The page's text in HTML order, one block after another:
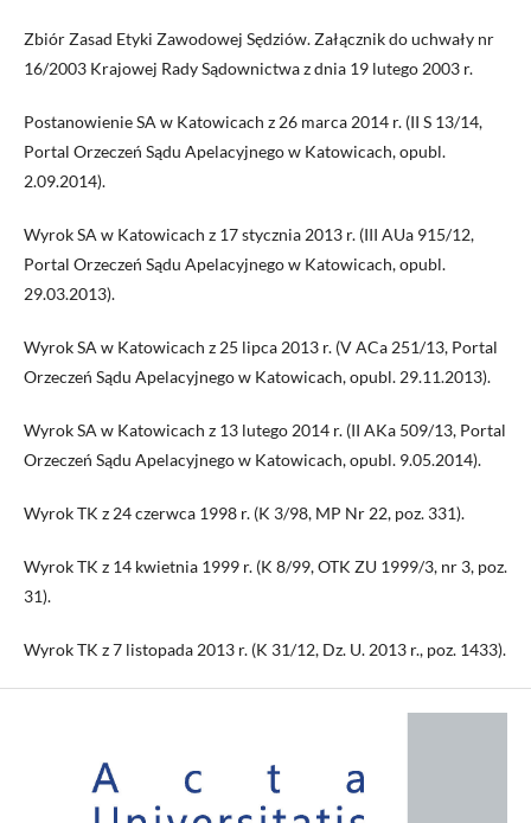
Zbiór Zasad Etyki Zawodowej Sędziów. Załącznik do uchwały nr
16/2003 Krajowej Rady Sądownictwa z dnia 19 lutego 2003 r.
Postanowienie SA w Katowicach z 26 marca 2014 r. (II S 13/14,
Portal Orzeczeń Sądu Apelacyjnego w Katowicach, opubl.
2.09.2014).
Wyrok SA w Katowicach z 17 stycznia 2013 r. (III AUa 915/12,
Portal Orzeczeń Sądu Apelacyjnego w Katowicach, opubl.
29.03.2013).
Wyrok SA w Katowicach z 25 lipca 2013 r. (V ACa 251/13, Portal
Orzeczeń Sądu Apelacyjnego w Katowicach, opubl. 29.11.2013).
Wyrok SA w Katowicach z 13 lutego 2014 r. (II AKa 509/13, Portal
Orzeczeń Sądu Apelacyjnego w Katowicach, opubl. 9.05.2014).
Wyrok TK z 24 czerwca 1998 r. (K 3/98, MP Nr 22, poz. 331).
Wyrok TK z 14 kwietnia 1999 r. (K 8/99, OTK ZU 1999/3, nr 3, poz.
31).
Wyrok TK z 7 listopada 2013 r. (K 31/12, Dz. U. 2013 r., poz. 1433).